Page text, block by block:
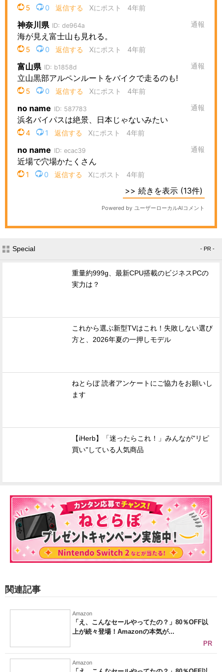
Special - PR -
重量約999g、最新CPU搭載のビジネスPCの
実力は？
これから選ぶ新型TVはこれ！失敗しない選び
方と、2026年夏の一押しモデル
ねとらぼ 読者アンケートにご協力をお願いし
ます
【iHerb】「迷ったらこれ！」みんなが"リピ
買い"している人気商品
関連記事
Amazon
「え、こんなセールやってたの？」80％OFF以
上が続々登場！Amazonの本気が...
PR
Amazon